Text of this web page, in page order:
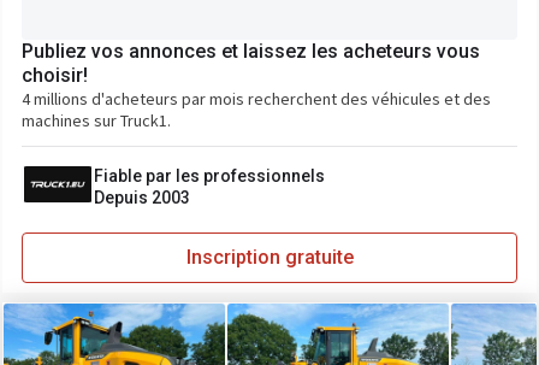
Publiez vos annonces et laissez les acheteurs vous
choisir!
4 millions d'acheteurs par mois recherchent des véhicules et des
machines sur Truck1.
Fiable par les professionnels
Depuis 2003
Inscription gratuite